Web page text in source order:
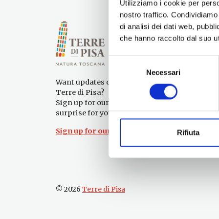
Utilizziamo i cookie per
nostro traffico.
di analisi dei dati web,
che hanno raccolto dal suo
consenso
Necessari
Rifiuta
Want updates on what to do and see in the
Terre di Pisa?
Sign up for our newsletter! An immediate
surprise for you!
Sign up for our Newsletter!
© 2026 Terre di Pisa